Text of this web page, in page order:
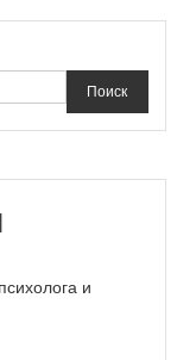
Поиск
и